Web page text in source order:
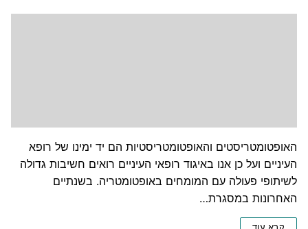
האופטומטריסטים והאופטומטריסטיות הם יד ימינו של רופא
העיניים ועל כן אנו באיגוד רופאי העיניים רואים חשיבות גדולה
לשיתופי פעולה עם המומחים באופטומטריה. בשנתיים
האחרונות במסגרת…